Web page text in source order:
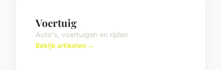
Voertuig
Auto's, voertuigen en rijden
Bekijk artikelen →